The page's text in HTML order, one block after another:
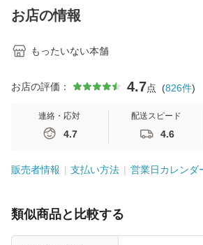
お店の情報
もったいない本舗
お店の評価： 4.7点 (826件)
連絡・応対
4.7
配送スピード
4.6
販売者情報 支払い方法 営業日カレンダ
類似商品と比較する